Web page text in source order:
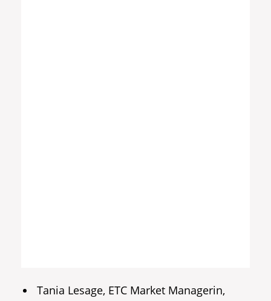
Tania Lesage, ETC Market Managerin,